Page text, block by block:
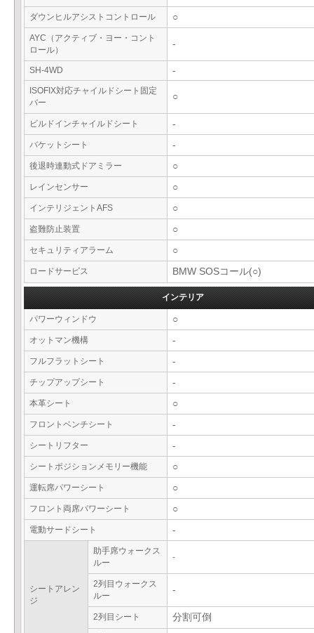
ダウンヒルアシストコントロール ○
AYC（アクティブ・ヨー・コント
ロール）
-
SH-4WD -
ISOFIX対応チャイルドシート固定
バー
○
ビルドインチャイルドシート -
バケットシート -
後退時連動式ドアミラー ○
レインセンサー ○
インテリジェントAFS ○
盗難防止装置 ○
セキュリティアラーム ○
ロードサービス BMW SOSコール(○)
インテリア
パワーウィンドウ ○
オットマン機構 -
フルフラットシート -
チップアップシート -
本革シート ○
フロントベンチシート -
シートリフター -
シートポジションメモリー機能 ○
運転席パワーシート ○
フロント両席パワーシート ○
電動サードシート -
シートアレン
ジ
助手席ウォークス
ルー
-
2列目ウォークス
ルー
-
2列目シート 分割可倒